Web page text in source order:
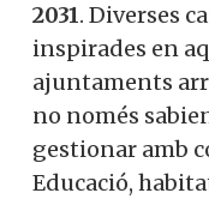
2031. Diverses
inspirades en
ajuntaments
no només
gestionar amb
Educació,